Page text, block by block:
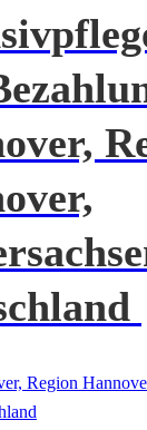
Region